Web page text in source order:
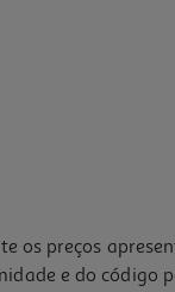
os preços
e do código